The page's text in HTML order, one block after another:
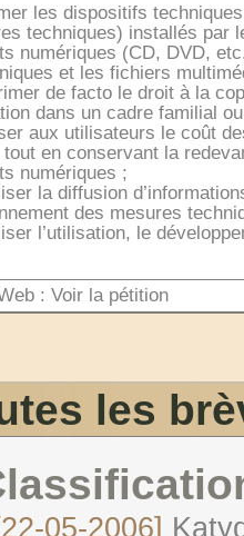
les dispositifs
techniques) installés par
numériques (CD, DVD,
et les fichiers
de facto le droit à la
dans un cadre familial
aux utilisateurs le coût
tout en conservant la
numériques ;
la diffusion
des mesures
l’utilisation, le
: Voir la pétition
les
05-2006]